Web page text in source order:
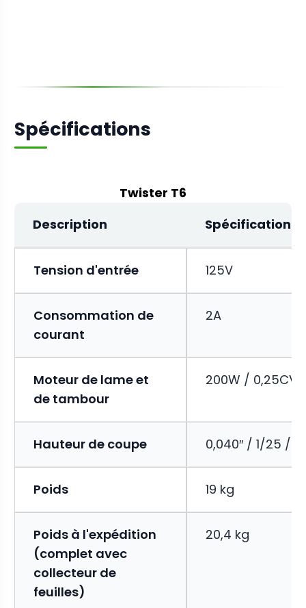
Spécifications
Twister T6
Description
Spécification
Tension d'entrée 125V
Consommation de
courant
2A
Moteur de lame et
de tambour
200W / 0,25CV
Hauteur de coupe 0,040″ / 1/25 /
Poids 19 kg
Poids à l'expédition
(complet avec
collecteur de
feuilles)
20,4 kg